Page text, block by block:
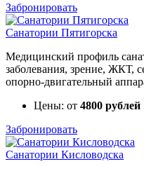
Забронировать
Санатории Пятигорска
Медицинский профиль
заболевания, зрение, ЖКТ,
опорно-двигательный
Цены: от 4800 рублей
Забронировать
Санатории Кисловодска